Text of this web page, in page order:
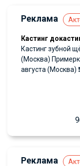
Реклама
Кастинг
Кастинг зубной
(Москва)
августа (Москва)
Реклама